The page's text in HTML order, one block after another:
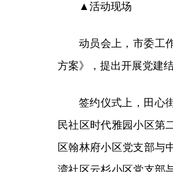
▲活动现场
动员会上，市委工
方案》，提出开展党建
签约仪式上，田心
民社区时代雅园小区第
区翰林府小区党支部与
湾社区云杉小区党支部